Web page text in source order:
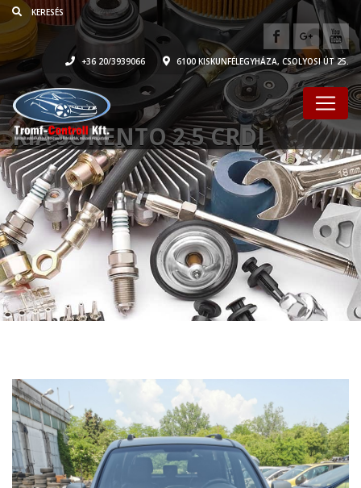
+36 20/3939066 6100 KISKUNFÉLEGYHÁZA, CSOLYOSI ÚT 25.
KIA SORENTO 2.5 CRDI